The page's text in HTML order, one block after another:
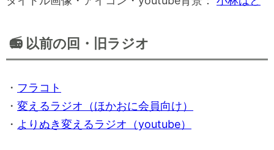
📻 以前の回・旧ラジオ
・ フラコト
・ 変えるラジオ（ほかおに会員向け）
・ よりぬき変えるラジオ（youtube）